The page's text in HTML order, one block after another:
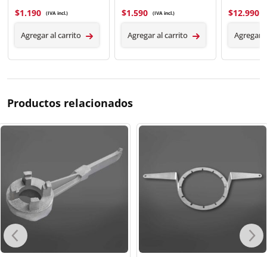
$1.190 (IVA incl.)
Agregar al carrito
$1.590 (IVA incl.)
Agregar al carrito
$12.990
Agregar
Productos relacionados